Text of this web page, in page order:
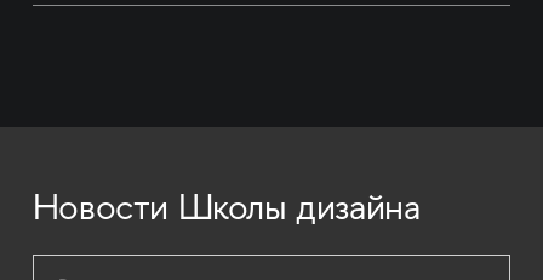
Новости Школы дизайна